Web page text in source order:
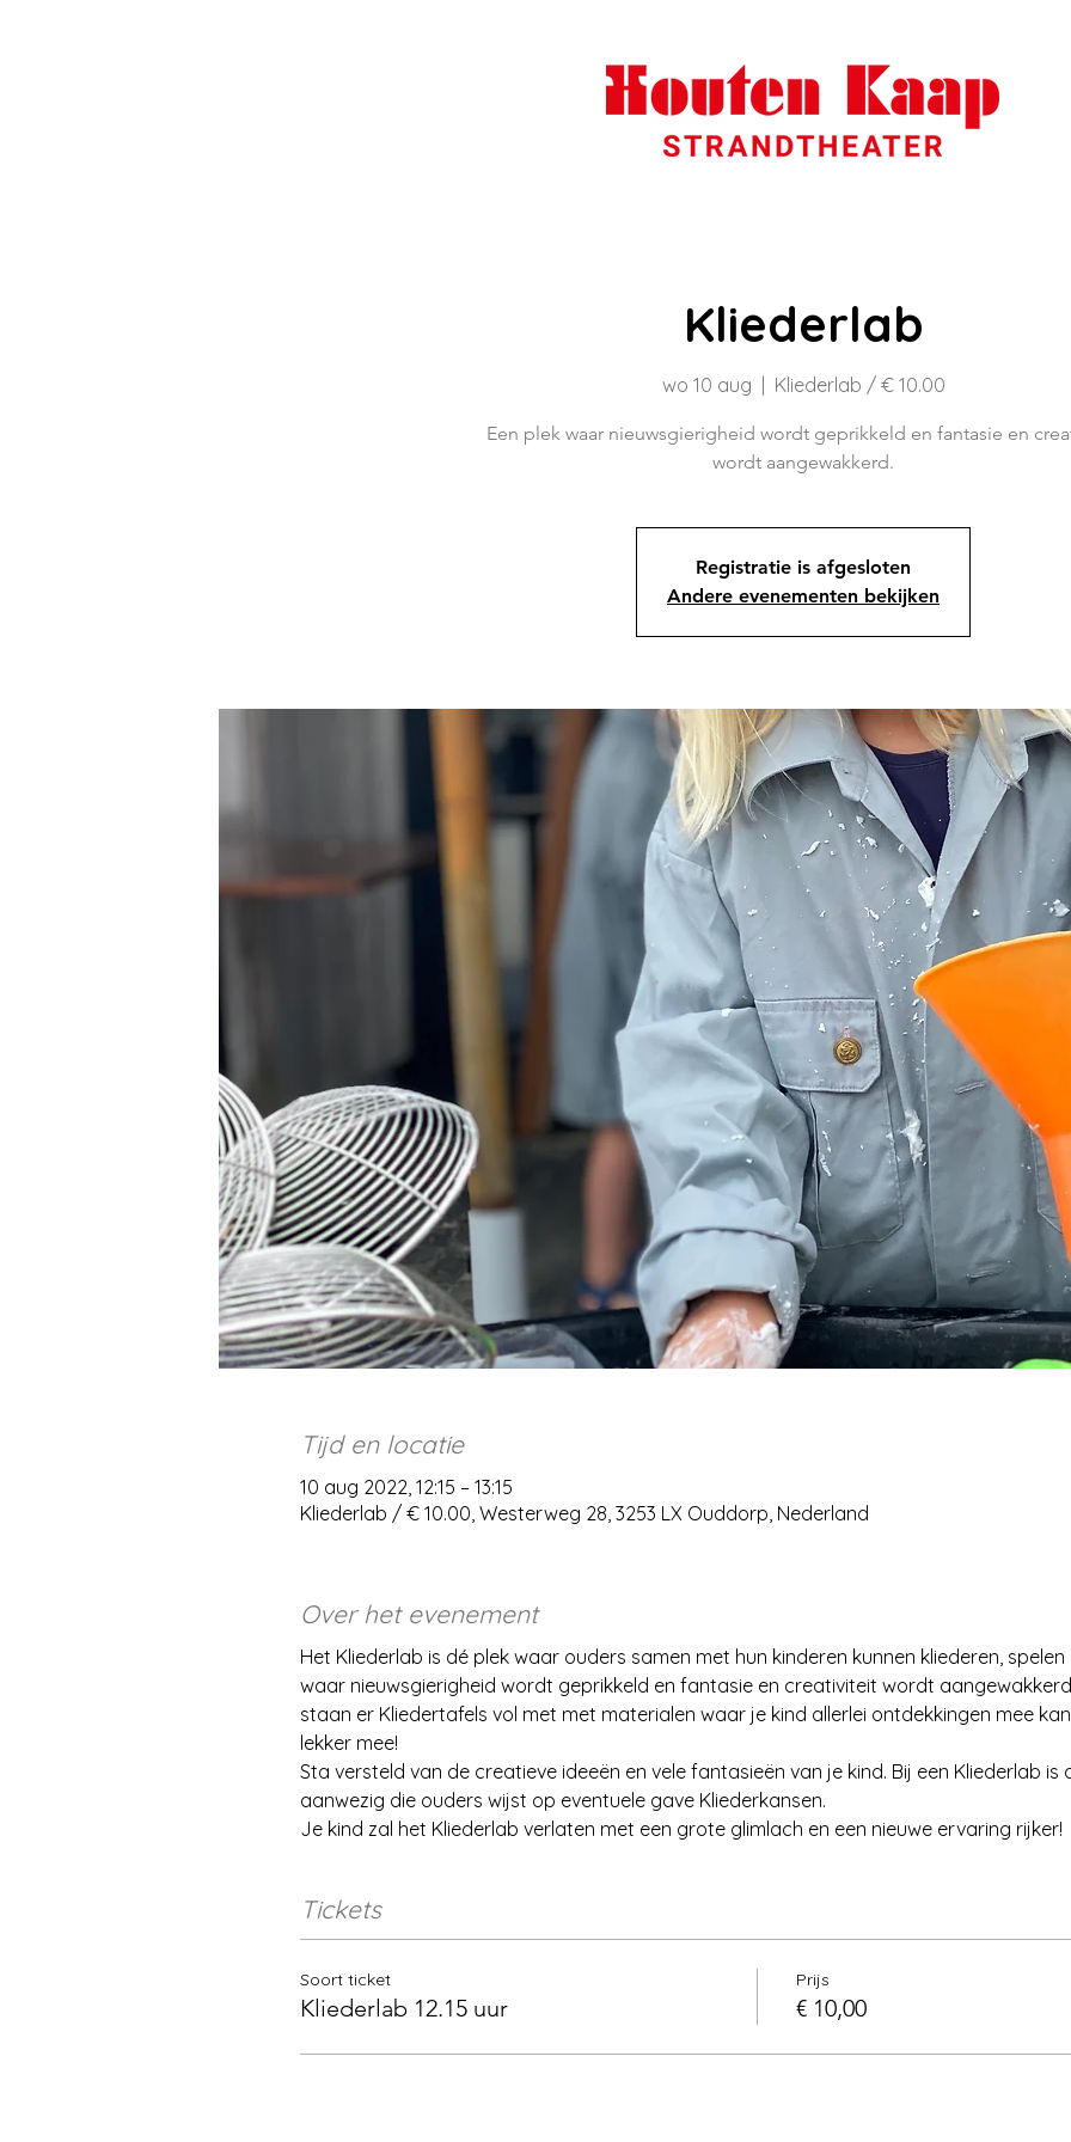
Kliederlab
wo 10 aug Kliederlab / € 10.00
Een plek waar nieuwsgierigheid wordt geprikkeld en fantasie en
wordt aangewakkerd.
Registratie is afgesloten
Andere evenementen bekijken
Tijd en locatie
10 aug 2022, 12:15 – 13:15
Kliederlab / € 10.00, Westerweg 28, 3253 LX Ouddorp, Nederland
Over het evenement
Het Kliederlab is dé plek waar ouders samen met hun kinderen kunnen kliederen,
waar nieuwsgierigheid wordt geprikkeld en fantasie en creativiteit wordt
staan er Kliedertafels vol met met materialen waar je kind allerlei ontdekkingen mee
lekker mee!
Sta versteld van de creatieve ideeën en vele fantasieën van je kind. Bij een Kliederlab
aanwezig die ouders wijst op eventuele gave Kliederkansen.
Je kind zal het Kliederlab verlaten met een grote glimlach en een nieuwe ervaring rijker!
Tickets
Soort ticket
Kliederlab 12.15 uur
Prijs
€ 10,00